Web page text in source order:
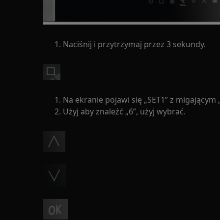
Naciśnij i przytrzymaj przez 3 sekundy.
Na ekranie pojawi się „SET1” z migającym
Użyj aby znaleźć „6”, użyj wybrać.